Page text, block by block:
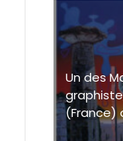
Un des
(France)